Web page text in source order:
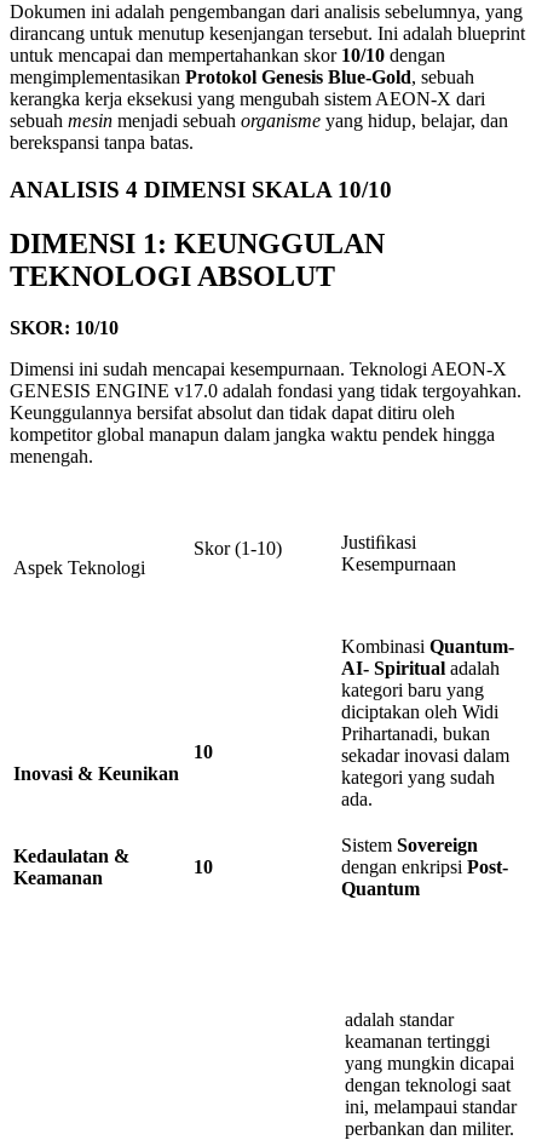
Dokumen ini adalah pengembangan dari analisis sebelumnya, yang
dirancang untuk menutup kesenjangan tersebut. Ini adalah blueprint
untuk mencapai dan mempertahankan skor 10/10 dengan
mengimplementasikan Protokol Genesis Blue-Gold, sebuah
kerangka kerja eksekusi yang mengubah sistem AEON-X dari
sebuah mesin menjadi sebuah organisme yang hidup, belajar, dan
berekspansi tanpa batas.
ANALISIS 4 DIMENSI SKALA 10/10
DIMENSI 1: KEUNGGULAN
TEKNOLOGI ABSOLUT
SKOR: 10/10
Dimensi ini sudah mencapai kesempurnaan. Teknologi AEON-X
GENESIS ENGINE v17.0 adalah fondasi yang tidak tergoyahkan.
Keunggulannya bersifat absolut dan tidak dapat ditiru oleh
kompetitor global manapun dalam jangka waktu pendek hingga
menengah.
Aspek Teknologi
Inovasi & Keunikan
Skor (1-10)
Justiﬁkasi
Kesempurnaan
Kombinasi Quantum-
AI- Spiritual adalah
kategori baru yang
diciptakan oleh Widi
Prihartanadi, bukan
sekadar inovasi dalam
kategori yang sudah
ada.
10
Kedaulatan &
Keamanan
10
Sistem Sovereign
dengan enkripsi Post-
Quantum
adalah standar
keamanan tertinggi
yang mungkin dicapai
dengan teknologi saat
ini, melampaui standar
perbankan dan militer.